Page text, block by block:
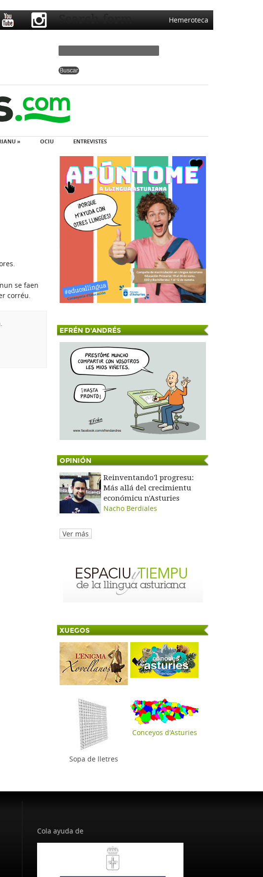
Hemeroteca
Search form
» OCIU ENTREVISTES
se faen
corréu.
EFRÉN D'ANDRÉS
OPINIÓN
Reinventando'l progresu:
Más allá del crecimientu
económicu n'Asturies
Nacho Berdiales
Ver más
XUEGOS
Sopa de lletres
Conceyos d'Asturies
Cola ayuda de